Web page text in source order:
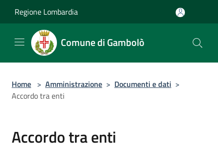
Regione Lombardia
Comune di Gambolò
Home > Amministrazione > Documenti e dati >
Accordo tra enti
Accordo tra enti